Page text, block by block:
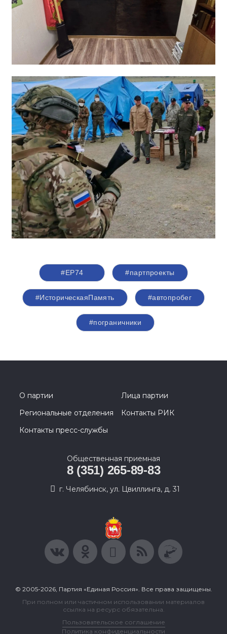
#ЕР74 #партпроекты
#ИсторическаяПамять #автопробег
#пограничники
О партии
Лица партии
Региональные отделения
Контакты РИК
Контакты пресс-службы
Общественная приемная
8 (351) 265-89-83
г. Челябинск, ул. Цвиллинга, д. 31
© 2005-2026, Партия «Единая Россия». Все права защищены.
При полном или частичном использовании материалов
ссылка на ресурс обязательна.
Пользовательское соглашение
Политика конфиденциальности